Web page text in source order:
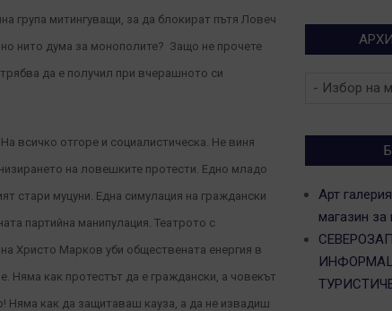
група митингуващи, за да блокират пътя Ловеч
нито дума за монополите? Защо не прочете
да е получил при вчерашното си
всичко отгоре и социалистическа. Не виня
на ловешките протести. Едно младо
стари муцуни. Една симулация на граждански
партийна манипулация. Театрото с
Христо Марков уби обществената енергия в
Няма как протестът да е граждански, а човекът
Няма как да защитаваш кауза, а да не извадиш
Архив
Арт
магазин за